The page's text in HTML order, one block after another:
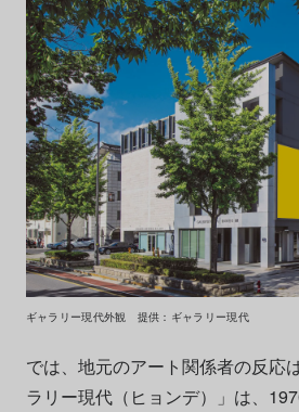
ギャラリー現代外観 提供：ギャラリー現代
では、地元のアート関係者の反応
ラリー現代（ヒョンデ）」は、